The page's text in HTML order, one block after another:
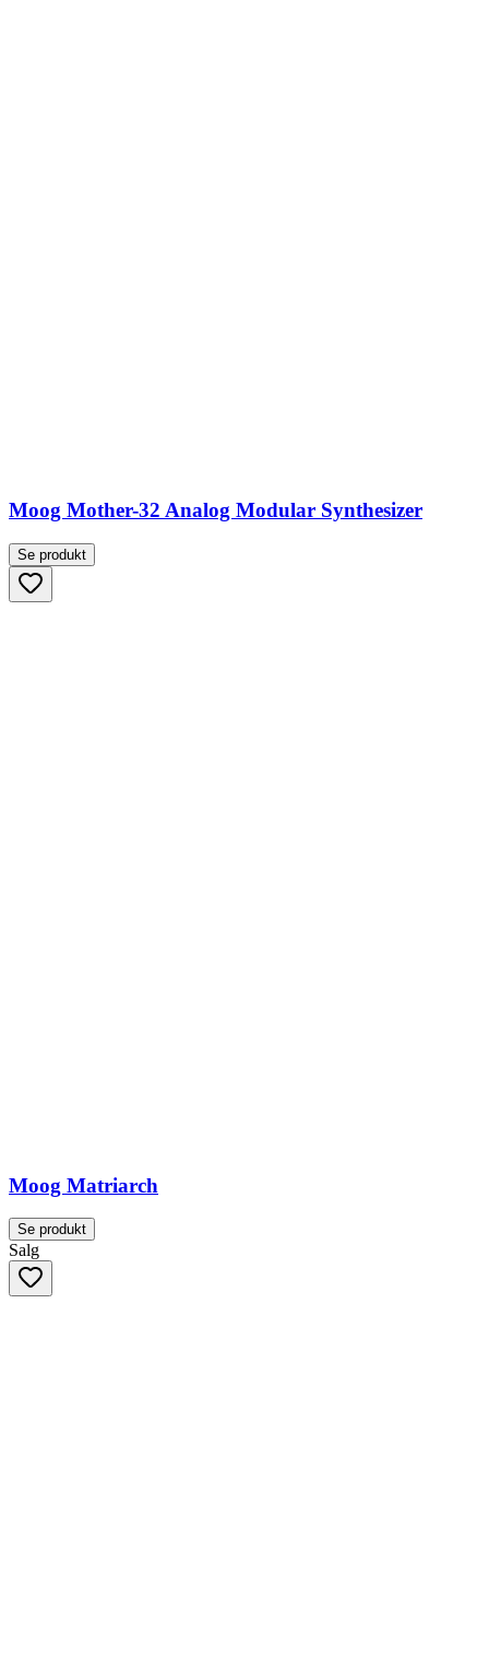
Moog Mother-32 Analog Modular Synthesizer
Se produkt
Moog Matriarch
Se produkt
Salg